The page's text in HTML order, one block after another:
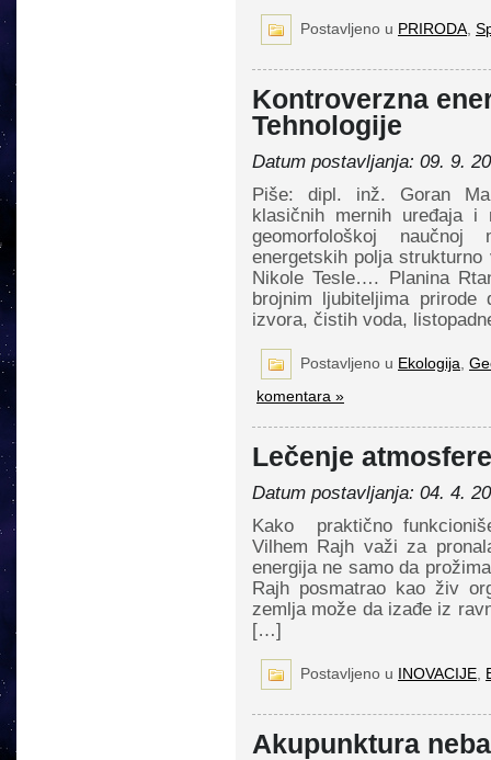
Postavljeno u PRIRODA
Kontroverzna
Tehnologije
Datum postavljanja: 09. 9.
Piše: dipl. inž. Goran
klasičnih mernih uređaja i
geomorfološkoj naučnoj
energetskih polja strukturno
Nikole Tesle…. Planina
brojnim ljubiteljima
izvora, čistih voda,
Postavljeno u Ekologija
komentara »
Lečenje atmosfere
Datum postavljanja: 04. 4.
Kako praktično
Vilhem Rajh važi za
energija ne samo da
Rajh posmatrao kao živ
zemlja može da izađe iz
[…]
Postavljeno u INOVACIJE
Akupunktura neba